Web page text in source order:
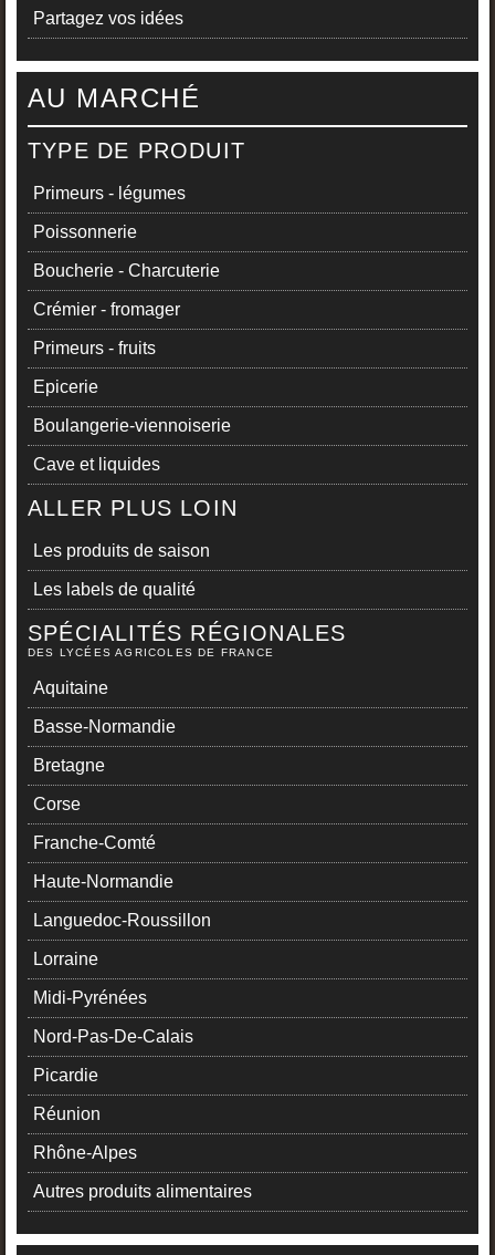
Partagez vos idées
AU MARCHÉ
TYPE DE PRODUIT
Primeurs - légumes
Poissonnerie
Boucherie - Charcuterie
Crémier - fromager
Primeurs - fruits
Epicerie
Boulangerie-viennoiserie
Cave et liquides
ALLER PLUS LOIN
Les produits de saison
Les labels de qualité
SPÉCIALITÉS RÉGIONALES
DES LYCÉES AGRICOLES DE FRANCE
Aquitaine
Basse-Normandie
Bretagne
Corse
Franche-Comté
Haute-Normandie
Languedoc-Roussillon
Lorraine
Midi-Pyrénées
Nord-Pas-De-Calais
Picardie
Réunion
Rhône-Alpes
Autres produits alimentaires